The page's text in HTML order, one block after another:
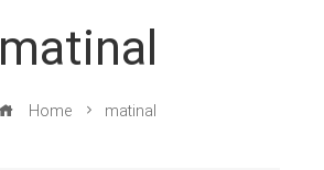
matinal
Home matinal